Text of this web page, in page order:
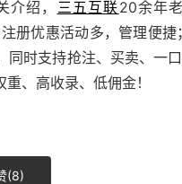
介绍， 三五互联20余年
册优惠活动多，管理便
同时支持抢注、买卖、一
重、高收录、低佣金！
(8)